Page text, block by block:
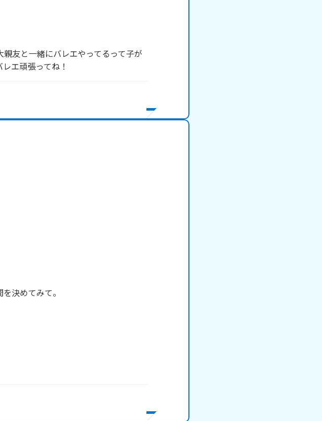
友と一緒にバレエやってるって子が
エ頑張ってね！
決めてみて。